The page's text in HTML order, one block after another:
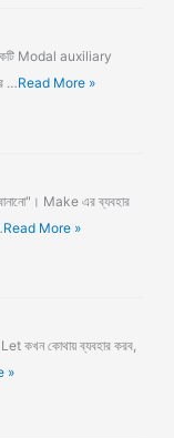
Modal auxiliary
…Read More »
Make এর ব্যবহার
Read More »
কখন কোথায় ব্যবহার করব,
»